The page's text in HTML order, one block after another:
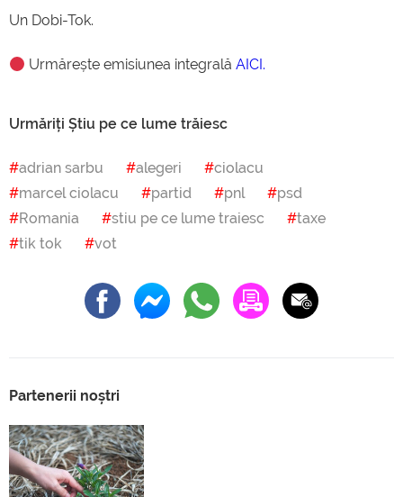
Un Dobi-Tok.
Urmărește emisiunea integralăAICI.
Urmăriți Știu pe ce lume trăiesc
adrian sarbu alegeri
ciolacu
marcel ciolacu
partid pnl
psd
Romania
stiu pe ce lume traiesc
taxe
tik tok
vot
Partenerii noștri